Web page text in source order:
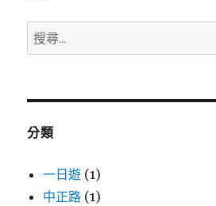
搜
尋
鍵
分類
一日遊 (1)
中正路 (1)